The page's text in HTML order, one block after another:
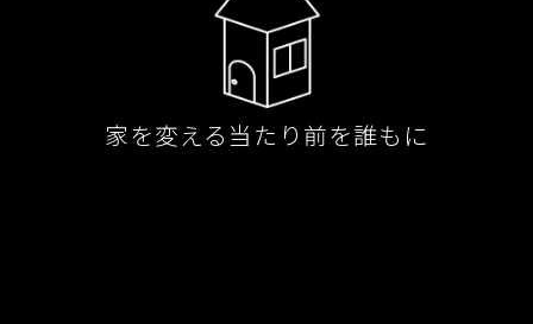
家を変える当たり前を誰もに